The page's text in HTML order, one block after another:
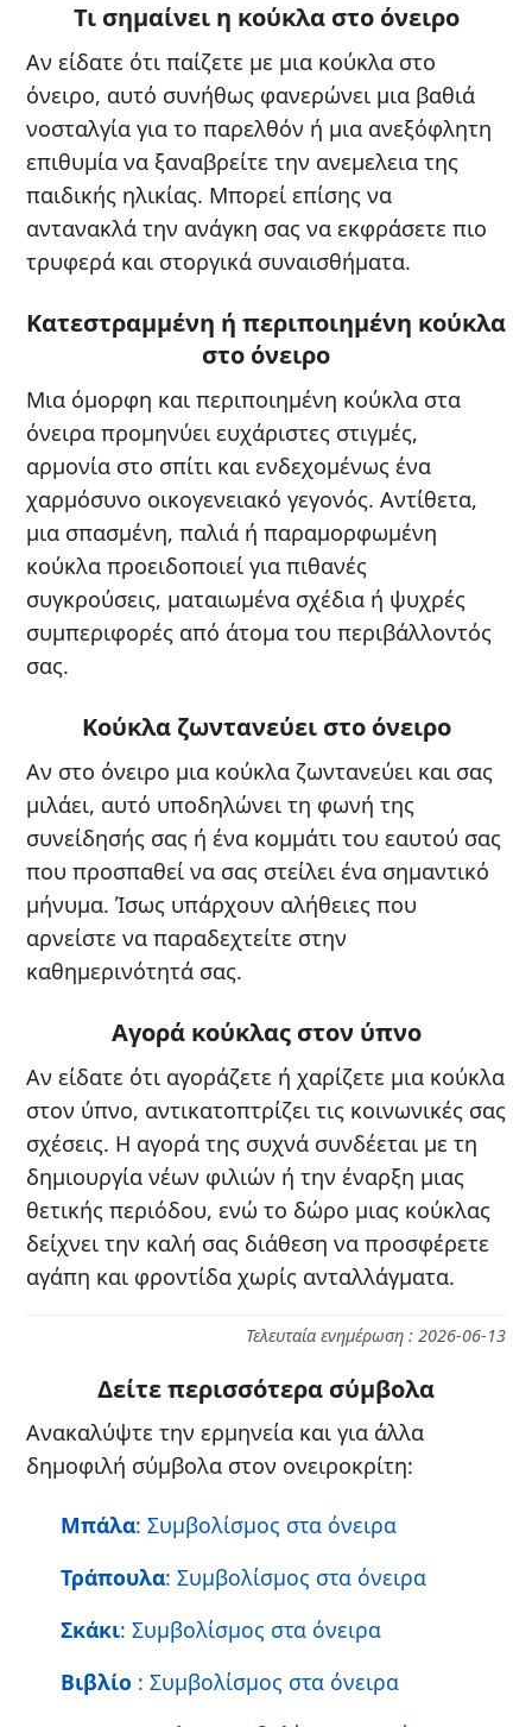
Τι σημαίνει η κούκλα στο όνειρο
Αν είδατε ότι παίζετε με μια κούκλα στο
όνειρο, αυτό συνήθως φανερώνει μια βαθιά
νοσταλγία για το παρελθόν ή μια ανεξόφλητη
επιθυμία να ξαναβρείτε την ανεμελεια της
παιδικής ηλικίας. Μπορεί επίσης να
αντανακλά την ανάγκη σας να εκφράσετε πιο
τρυφερά και στοργικά συναισθήματα.
Κατεστραμμένη ή περιποιημένη κούκλα
στο όνειρο
Μια όμορφη και περιποιημένη κούκλα στα
όνειρα προμηνύει ευχάριστες στιγμές,
αρμονία στο σπίτι και ενδεχομένως ένα
χαρμόσυνο οικογενειακό γεγονός. Αντίθετα,
μια σπασμένη, παλιά ή παραμορφωμένη
κούκλα προειδοποιεί για πιθανές
συγκρούσεις, ματαιωμένα σχέδια ή ψυχρές
συμπεριφορές από άτομα του περιβάλλοντός
σας.
Κούκλα ζωντανεύει στο όνειρο
Αν στο όνειρο μια κούκλα ζωντανεύει και σας
μιλάει, αυτό υποδηλώνει τη φωνή της
συνείδησής σας ή ένα κομμάτι του εαυτού σας
που προσπαθεί να σας στείλει ένα σημαντικό
μήνυμα. Ίσως υπάρχουν αλήθειες που
αρνείστε να παραδεχτείτε στην
καθημερινότητά σας.
Αγορά κούκλας στον ύπνο
Αν είδατε ότι αγοράζετε ή χαρίζετε μια κούκλα
στον ύπνο, αντικατοπτρίζει τις κοινωνικές σας
σχέσεις. Η αγορά της συχνά συνδέεται με τη
δημιουργία νέων φιλιών ή την έναρξη μιας
θετικής περιόδου, ενώ το δώρο μιας κούκλας
δείχνει την καλή σας διάθεση να προσφέρετε
αγάπη και φροντίδα χωρίς ανταλλάγματα.
Τελευταία ενημέρωση : 2026-06-13
Δείτε περισσότερα σύμβολα
Ανακαλύψτε την ερμηνεία και για άλλα
δημοφιλή σύμβολα στον ονειροκρίτη:
Μπάλα: Συμβολίσμος στα όνειρα
Τράπουλα: Συμβολίσμος στα όνειρα
Σκάκι: Συμβολίσμος στα όνειρα
Βιβλίο : Συμβολίσμος στα όνειρα